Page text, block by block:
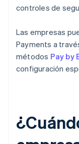
controles de
Las empresas
Payments a
métodos Pay by
configuración